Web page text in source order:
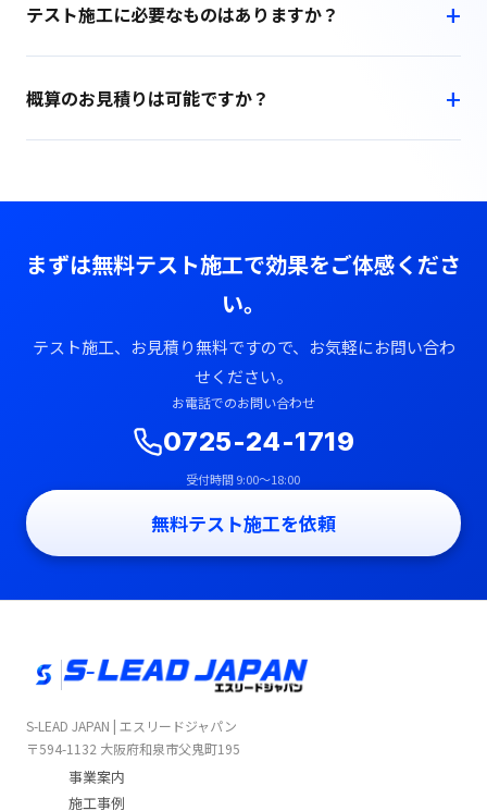
テスト施工に必要なものはありますか？
概算のお見積りは可能ですか？
まずは無料テスト施工で効果をご体感くださ
い。
テスト施工、お見積り無料ですので、お気軽にお問い合わ
せください。
お電話でのお問い合わせ
0725-24-1719
受付時間 9:00〜18:00
無料テスト施工を依頼
S-LEAD JAPAN | エスリードジャパン
〒594-1132 大阪府和泉市父鬼町195
事業案内
施工事例